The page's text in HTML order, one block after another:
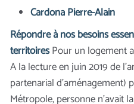
Cardona Pierre-Alain
Répondre à nos besoins
territoiresPour un logement
A la lecture en juin 2019 de
partenarial d’aménagement)
Métropole, personne n’avait